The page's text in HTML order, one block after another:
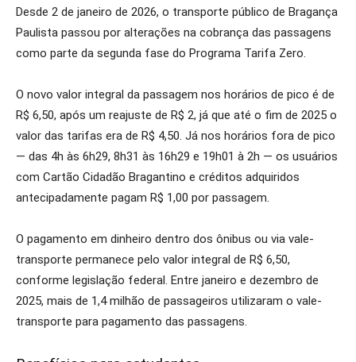
Desde 2 de janeiro de 2026, o transporte público de Bragança
Paulista passou por alterações na cobrança das passagens
como parte da segunda fase do Programa Tarifa Zero.
O novo valor integral da passagem nos horários de pico é de
R$ 6,50, após um reajuste de R$ 2, já que até o fim de 2025 o
valor das tarifas era de R$ 4,50. Já nos horários fora de pico
— das 4h às 6h29, 8h31 às 16h29 e 19h01 à 2h — os usuários
com Cartão Cidadão Bragantino e créditos adquiridos
antecipadamente pagam R$ 1,00 por passagem.
O pagamento em dinheiro dentro dos ônibus ou via vale-
transporte permanece pelo valor integral de R$ 6,50,
conforme legislação federal. Entre janeiro e dezembro de
2025, mais de 1,4 milhão de passageiros utilizaram o vale-
transporte para pagamento das passagens.